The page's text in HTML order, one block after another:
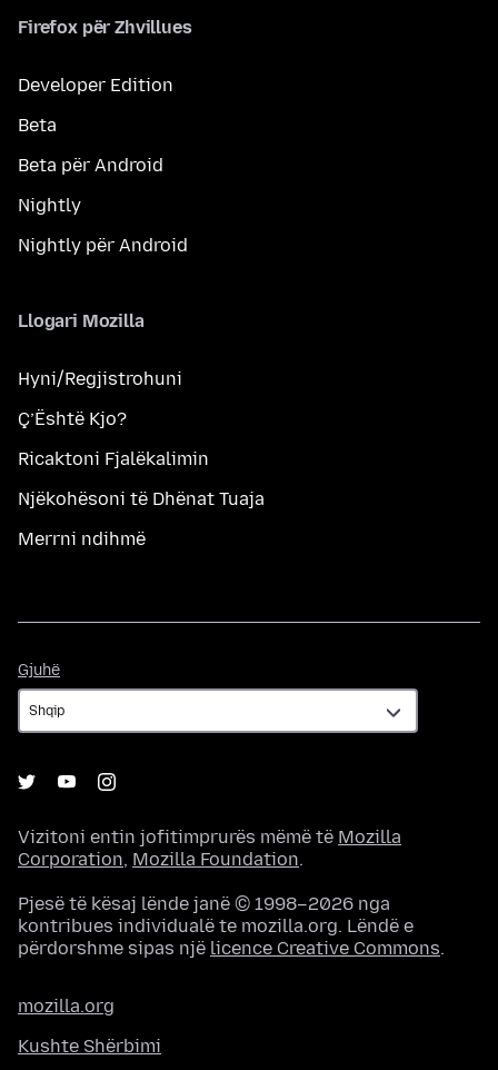
Firefox për Zhvillues
Developer Edition
Beta
Beta për Android
Nightly
Nightly për Android
Llogari Mozilla
Hyni/Regjistrohuni
Ç’Është Kjo?
Ricaktoni Fjalëkalimin
Njëkohësoni të Dhënat Tuaja
Merrni ndihmë
Gjuhë
Vizitoni entin jofitimprurës mëmë të Mozilla
Corporation, Mozilla Foundation.
Pjesë të kësaj lënde janë © 1998–2026 nga
kontribues individualë te mozilla.org. Lëndë e
përdorshme sipas një licence Creative Commons.
mozilla.org
Kushte Shërbimi